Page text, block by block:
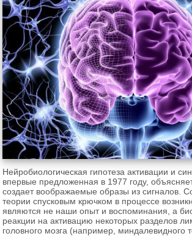
Нейробиологическая гипотеза активации и
впервые предложенная в 1977 году,
создает воображаемые образы из сигналов.
теории спусковым крючком в процессе
являются не наши опыт и воспоминания, а
реакции на активацию некоторых разделов
головного мозга (например, миндалевидного